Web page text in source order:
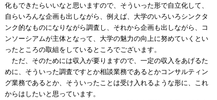
化もできたらいいなと思いますので、そういった形で自立化して、
自らいろんな企画も出しながら、例えば、大学のいろいろシンクタ
ンク的なものになりながら調査し、それから企画も出しながら、コ
ンソーシアムが主体となって、大学の魅力の向上に努めていくとい
ったところの取組をしているところでございます。
ただ、そのためには収入が要りますので、一定の収入をあげるた
めに、そういった調査ですとか相談業務であるとかコンサルティン
グ業務であるとか、そういったことは受け入れるような形に、これ
からはしたいと思っています。